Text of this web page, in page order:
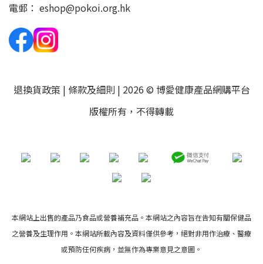
電郵： eshop@pokoi.org.hk
退換貨政策 | 條款及細則 | 2026 © 博愛健康產品網購平台
版權所有，不得轉載
本網站上出售的產品乃食品或營養補充品。本網站之內容旨在告知有關保健品
之營養及生理作用。本網站所載內容及資料僅供參考，絕對非用作治療、醫療
或預防任何疾病，並無作為專業意見之意圖。